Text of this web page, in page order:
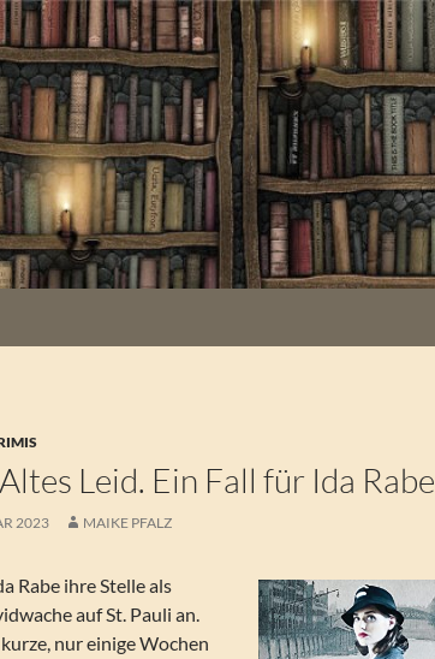
Leid. Ein Fall für Ida Rabe
2023 MAIKE PFALZ
Rabe ihre Stelle als
auf St. Pauli an.
nur einige Wochen